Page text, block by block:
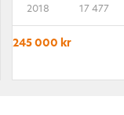
2018 17 477
245 000 kr